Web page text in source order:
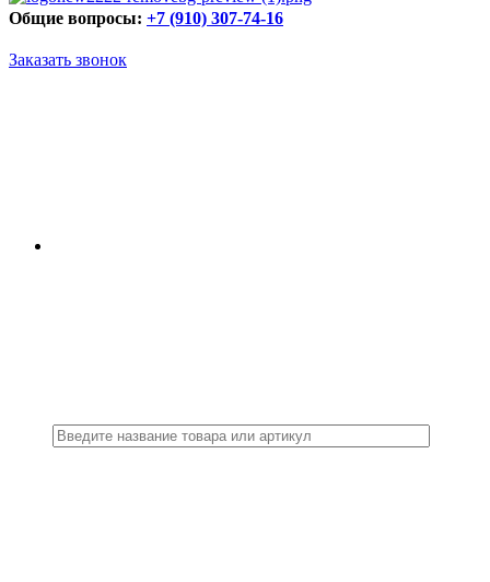
Общие вопросы: +7 (910) 307-74-16
Заказать звонок